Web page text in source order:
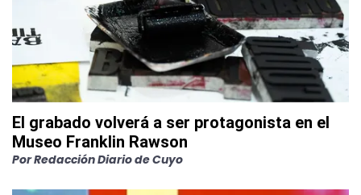
El grabado volverá a ser protagonista en el
Museo Franklin Rawson
PorRedacción Diario de Cuyo